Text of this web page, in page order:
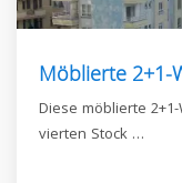
Diese möblierte
vierten Stock …